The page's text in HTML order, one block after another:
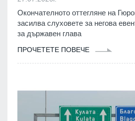
Окончателното оттегляне на
засилва слуховете за негова
за държавен глава
ПРОЧЕТЕТЕ ПОВЕЧЕ